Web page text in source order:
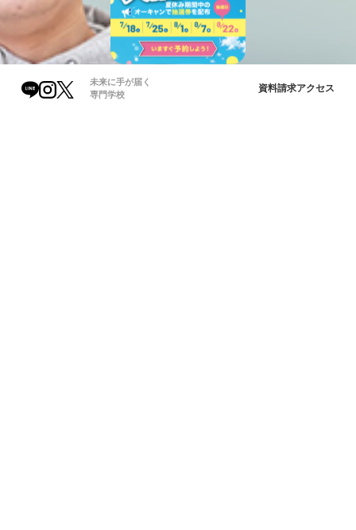
未来に手が届く
専門学校
資料請求アクセス